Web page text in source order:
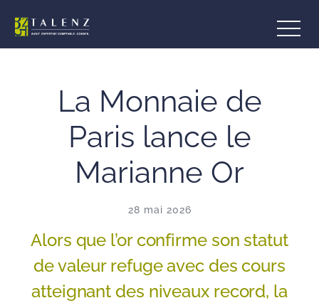
contenu
La Monnaie de
Paris lance le
Marianne Or
28 mai 2026
Alors que l’or confirme son statut
de valeur refuge avec des cours
atteignant des niveaux record, la